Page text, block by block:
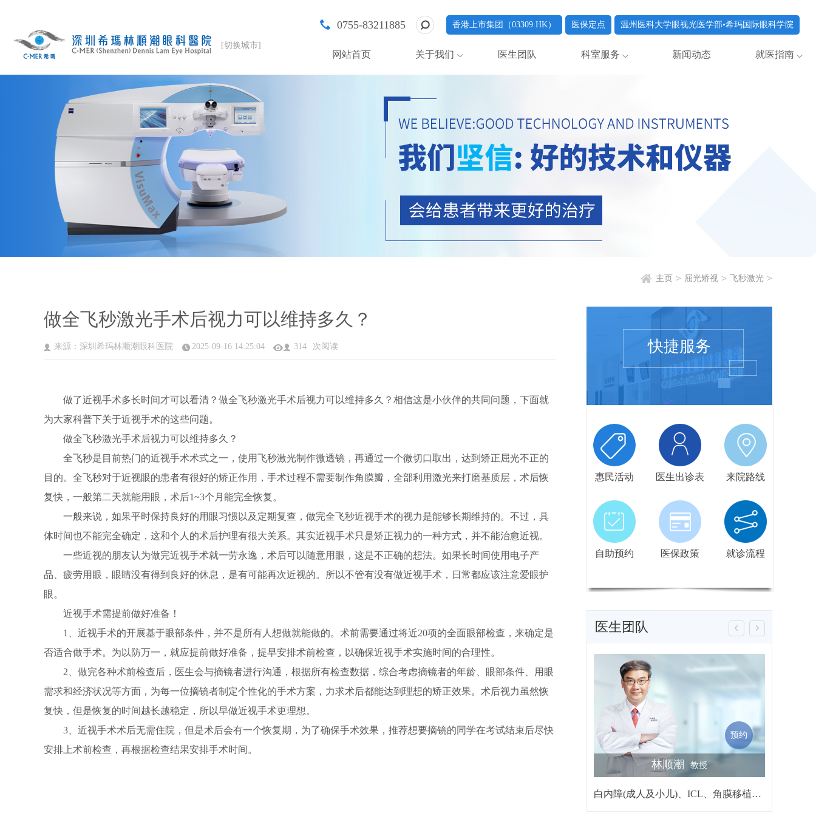
[切换城市]
0755-83211885 香港上市集团（03309.HK） 医保定点 温州医科大学眼视光医学部•希玛国际眼科学院
网站首页 关于我们 医生团队 科室服务 新闻动态 就医指南
主页 > 屈光矫视 > 飞秒激光 >
做全飞秒激光手术后视力可以维持多久？
来源：深圳希玛林顺潮眼科医院 2025-09-16 14:25:04 314 次阅读
做了近视手术多长时间才可以看清？做全飞秒激光手术后视力可以维持多久？相信这是小伙伴的共同问题，下面就
为大家科普下关于近视手术的这些问题。
做全飞秒激光手术后视力可以维持多久？
全飞秒是目前热门的近视手术术式之一，使用飞秒激光制作微透镜，再通过一个微切口取出，达到矫正屈光不正的
目的。全飞秒对于近视眼的患者有很好的矫正作用，手术过程不需要制作角膜瓣，全部利用激光来打磨基质层，术后恢
复快，一般第二天就能用眼，术后1~3个月能完全恢复。
一般来说，如果平时保持良好的用眼习惯以及定期复查，做完全飞秒近视手术的视力是能够长期维持的。不过，具
体时间也不能完全确定，这和个人的术后护理有很大关系。其实近视手术只是矫正视力的一种方式，并不能治愈近视。
一些近视的朋友认为做完近视手术就一劳永逸，术后可以随意用眼，这是不正确的想法。如果长时间使用电子产
品、疲劳用眼，眼睛没有得到良好的休息，是有可能再次近视的。所以不管有没有做近视手术，日常都应该注意爱眼护
眼。
近视手术需提前做好准备！
1、近视手术的开展基于眼部条件，并不是所有人想做就能做的。术前需要通过将近20项的全面眼部检查，来确定是
否适合做手术。为以防万一，就应提前做好准备，提早安排术前检查，以确保近视手术实施时间的合理性。
2、做完各种术前检查后，医生会与摘镜者进行沟通，根据所有检查数据，综合考虑摘镜者的年龄、眼部条件、用眼
需求和经济状况等方面，为每一位摘镜者制定个性化的手术方案，力求术后都能达到理想的矫正效果。术后视力虽然恢
复快，但是恢复的时间越长越稳定，所以早做近视手术更理想。
3、近视手术术后无需住院，但是术后会有一个恢复期，为了确保手术效果，推荐想要摘镜的同学在考试结束后尽快
安排上术前检查，再根据检查结果安排手术时间。
快捷服务
惠民活动 医生出诊表 来院路线
自助预约 医保政策 就诊流程
医生团队
林顺潮 教授
预约
白内障(成人及小儿)、ICL、角膜移植、黄斑及视网膜手术、屈光矫视、青光眼